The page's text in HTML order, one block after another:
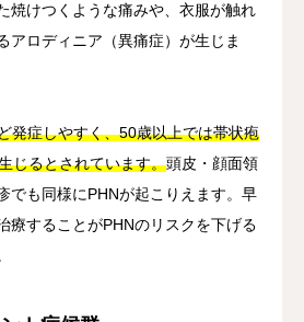
焼けつくような痛みや、衣服が触れ
アロディニア（異痛症）が生じま
発症しやすく、50歳以上では帯状疱
じるとされています。頭皮・顔面領
でも同様にPHNが起こりえます。早
療することがPHNのリスクを下げる